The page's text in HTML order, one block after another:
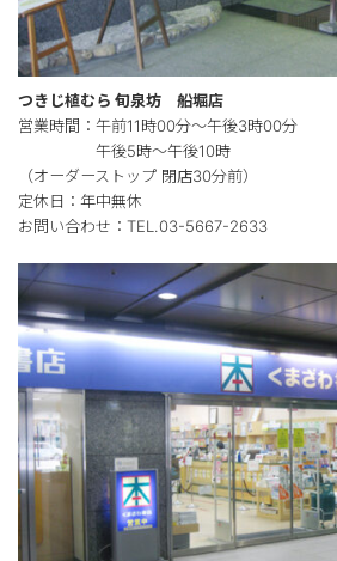
つきじ植むら 旬泉坊 船堀店
営業時間：午前11時00分～午後3時00分
午後5時～午後10時
（オーダーストップ 閉店30分前）
定休日：年中無休
お問い合わせ：TEL.03-5667-2633